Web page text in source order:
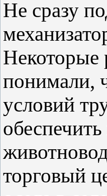
Не сразу
Некоторые
понимали,
условий
торговый